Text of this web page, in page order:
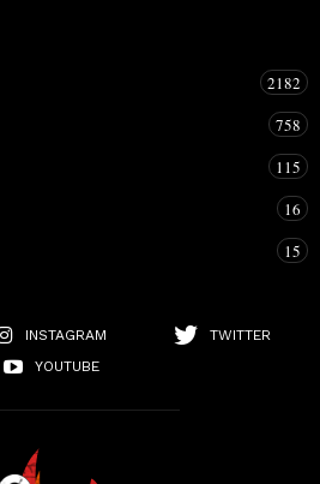
2182
758
115
16
15
INSTAGRAM
TWITTER
YOUTUBE